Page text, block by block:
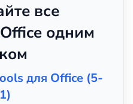
все
одним
для Office (5-